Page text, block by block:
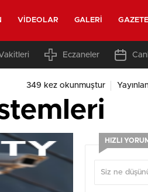
VIDEOLAR GALERI
Eczaneler
349 kez okunmuştur
HIZLI